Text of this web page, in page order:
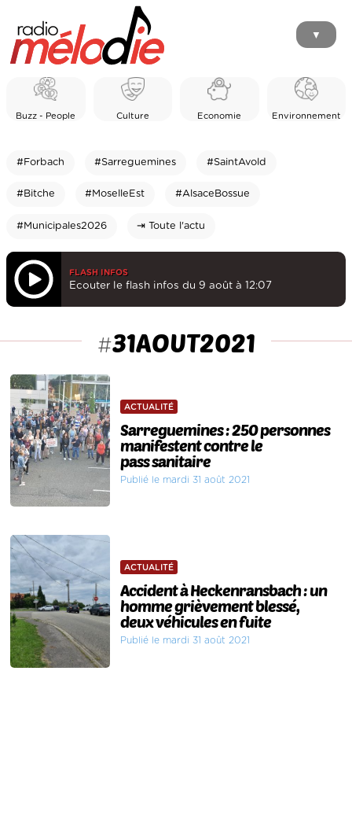
▼
Buzz - People Culture Economie Environnement
#Forbach #Sarreguemines #SaintAvold
#Bitche #MoselleEst #AlsaceBossue
#Municipales2026 ⇥ Toute l'actu
FLASH INFOS
Ecouter le flash infos du 9 août à 12:07
#31AOUT2021
ACTUALITÉ
Sarreguemines : 250 personnes
manifestent contre le
pass sanitaire
Publié le mardi 31 août 2021
ACTUALITÉ
Accident à Heckenransbach : un
homme grièvement blessé,
deux véhicules en fuite
Publié le mardi 31 août 2021